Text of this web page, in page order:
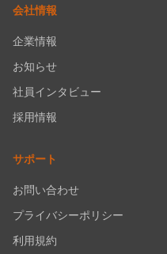
会社情報
企業情報
お知らせ
社員インタビュー
採用情報
サポート
お問い合わせ
プライバシーポリシー
利用規約